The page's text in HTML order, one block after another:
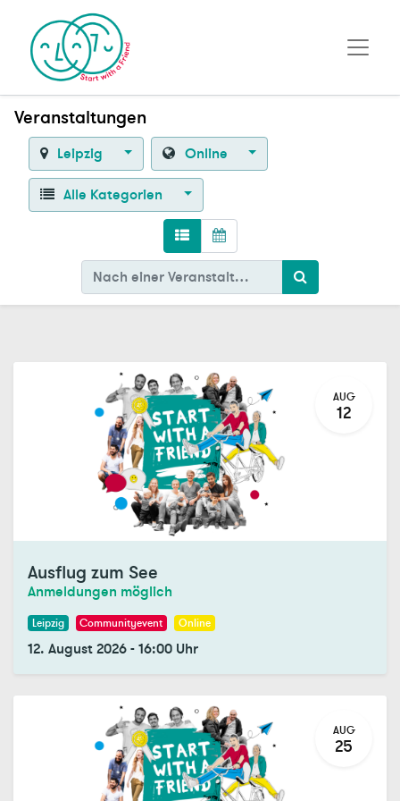
Veranstaltungen
Leipzig Online
Alle Kategorien
AUG
12
Ausflug zum See
Anmeldungen möglich
Leipzig Communityevent Online
12. August 2026-16:00 Uhr
AUG
25